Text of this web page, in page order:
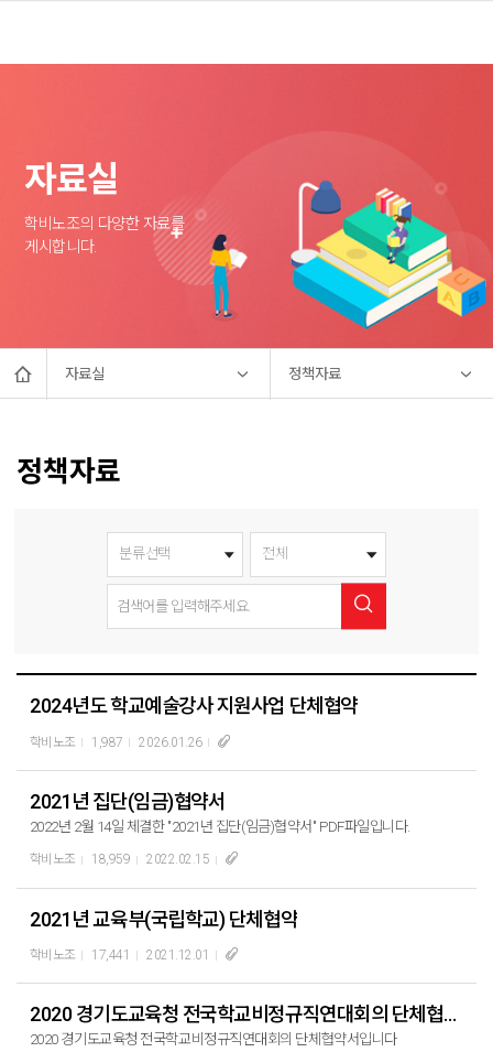
자료실
학비노조의 다양한 자료를
게시합니다.
자료실 정책자료
정책자료
2024년도 학교예술강사 지원사업 단체협약
학비노조 1,987 2026.01.26
2021년 집단(임금)협약서
2022년 2월 14일 체결한 "2021년 집단(임금)협약서" PDF파일입니다.
학비노조 18,959 2022.02.15
2021년 교육부(국립학교) 단체협약
학비노조 17,441 2021.12.01
2020 경기도교육청 전국학교비정규직연대회의 단체협약서
2020 경기도교육청 전국학교비정규직연대회의 단체협약서입니다